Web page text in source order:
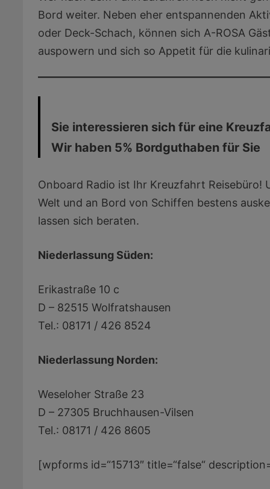
Bord weiter. Neben eher entspannenden
oder Deck-Schach, können sich A-ROSA
auspowern und sich so Appetit für die
Sie interessieren sich für eine
Wir haben 5% Bordguthaben für Sie
Onboard Radio ist Ihr Kreuzfahrt Reisebüro!
Welt und an Bord von Schiffen bestens
lassen sich beraten.
Niederlassung Süden:
Erikastraße 10 c
D – 82515 Wolfratshausen
Tel.: 08171 / 426 8524
Niederlassung Norden:
Weseloher Straße 23
D – 27305 Bruchhausen-Vilsen
Tel.: 08171 / 426 8605
[wpforms id=“15713″ title=“false“